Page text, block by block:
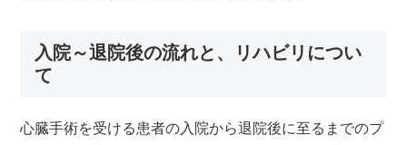
入院～退院後の流れと、リハビリについ
て
心臓手術を受ける患者の入院から退院後に至るまでのプ